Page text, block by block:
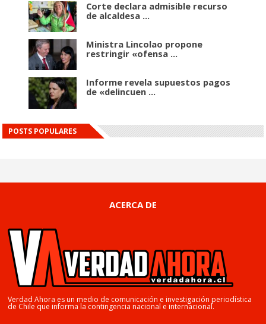
Corte declara admisible recurso
de alcaldesa ...
Ministra Lincolao propone
restringir «ofensa ...
Informe revela supuestos pagos
de «delincuen ...
POSTS POPULARES
ACERCA DE
Verdad Ahora es un medio de comunicación e investigación periodística
de Chile que informa la contingencia nacional e internacional.